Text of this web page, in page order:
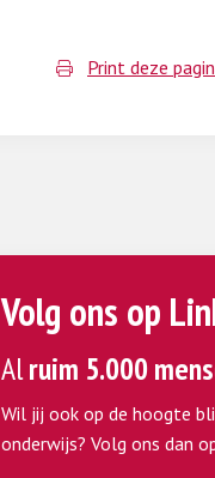
Print deze
Volg ons op
Alruim 5.000
Wil jij ook op de hoogte
onderwijs? Volg ons dan